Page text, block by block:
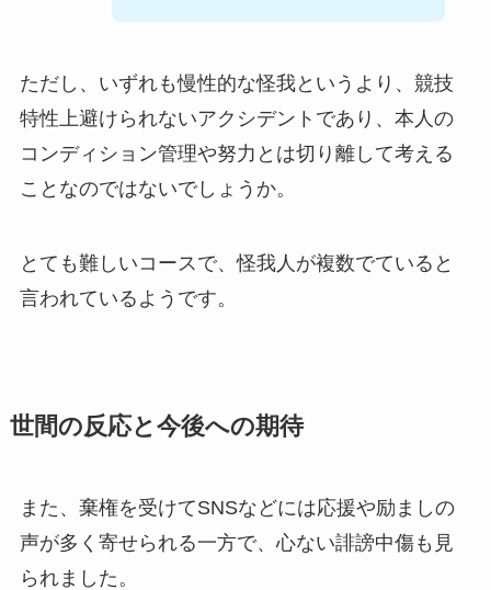
ただし、いずれも慢性的な怪我というより、競技
特性上避けられないアクシデントであり、本人の
コンディション管理や努力とは切り離して考える
ことなのではないでしょうか。
とても難しいコースで、怪我人が複数でていると
言われているようです。
世間の反応と今後への期待
また、棄権を受けてSNSなどには応援や励ましの
声が多く寄せられる一方で、心ない誹謗中傷も見
られました。